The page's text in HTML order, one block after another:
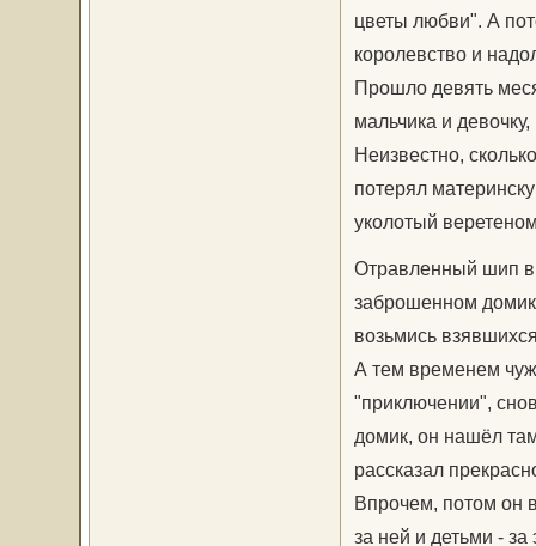
цветы любви". А
королевство и
Прошло девять
мальчика и
Неизвестно,
потерял
уколотый
Отравленный шип
заброшенном
возьмись
А тем временем
"приключении",
домик, он нашёл
рассказал
Впрочем, потом он
за ней и детьми - за